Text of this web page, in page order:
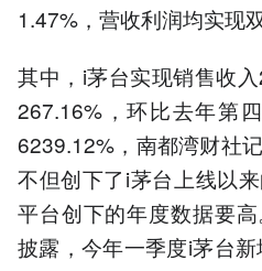
1.47%，营收利润均实现双
其中，i茅台实现销售收
267.16%，环比去年第
6239.12%，南都湾财社
不但创下了i茅台上线以
平台创下的年度数据要
披露，今年一季度i茅台